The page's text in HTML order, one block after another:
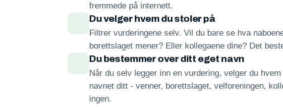
fremmede på internett.
Du velger hvem du stoler på
Filtrer vurderingene selv. Vil du bare se hva
borettslaget mener? Eller kollegaene dine? Det
Du bestemmer over ditt eget navn
Når du selv legger inn en vurdering, velger du
navnet ditt - venner, borettslaget, velforeningen,
ingen.